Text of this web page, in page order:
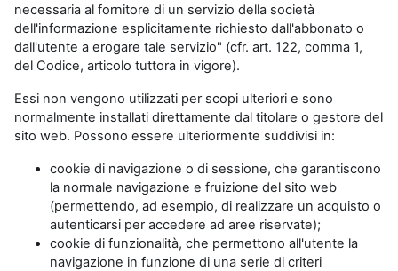
necessaria al fornitore di un servizio della società
dell'informazione esplicitamente richiesto dall'abbonato o
dall'utente a erogare tale servizio" (cfr. art. 122, comma 1,
del Codice, articolo tuttora in vigore).
Essi non vengono utilizzati per scopi ulteriori e sono
normalmente installati direttamente dal titolare o gestore del
sito web. Possono essere ulteriormente suddivisi in:
cookie di navigazione o di sessione, che garantiscono
la normale navigazione e fruizione del sito web
(permettendo, ad esempio, di realizzare un acquisto o
autenticarsi per accedere ad aree riservate);
cookie di funzionalità, che permettono all'utente la
navigazione in funzione di una serie di criteri